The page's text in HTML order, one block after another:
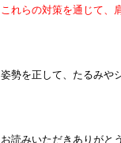
これらの対策を通じて、
姿勢を正して、たるみや
お読みいただきありがと